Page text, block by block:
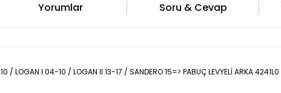
Yorumlar Soru & Cevap
LOGAN I 04-10 / LOGAN II 13-17 / SANDERO 15=> PABUÇ LEVYELİ ARKA 4241L0